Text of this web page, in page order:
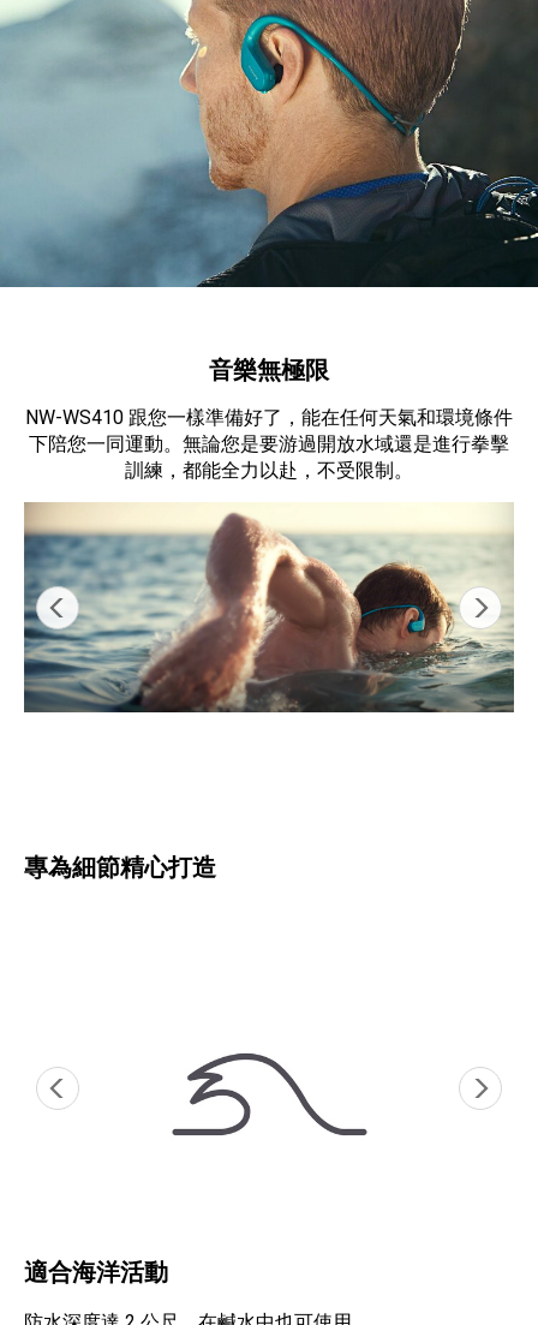
音樂無極限
NW-WS410 跟您一樣準備好了，能在任何天氣和環境條件
下陪您一同運動。無論您是要游過開放水域還是進行拳擊
訓練，都能全力以赴，不受限制。
專為細節精心打造
適合海洋活動